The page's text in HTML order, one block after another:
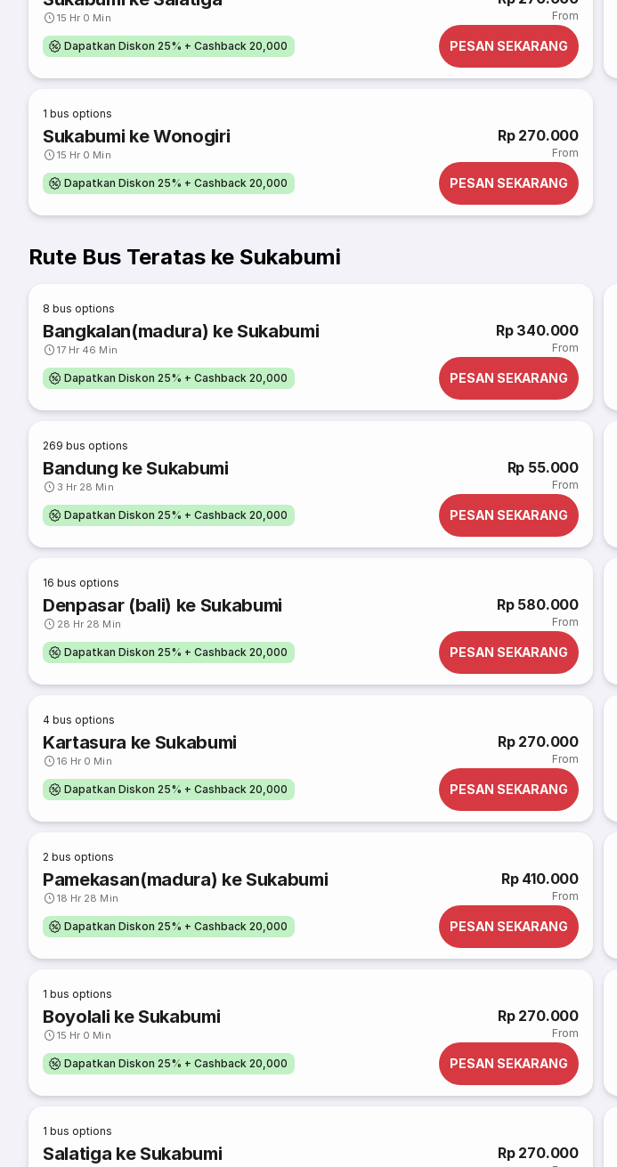
15 Hr 0 Min From
Dapatkan Diskon 25% + Cashback 20,000 PESAN SEKARANG
1 bus options
Sukabumi ke Wonogiri
15 Hr 0 Min
Rp 270.000
From
Dapatkan Diskon 25% + Cashback 20,000 PESAN SEKARANG
Rute Bus Teratas ke Sukabumi
8 bus options
Bangkalan(madura) ke Sukabumi
17 Hr 46 Min
Rp 340.000
From
Dapatkan Diskon 25% + Cashback 20,000 PESAN SEKARANG
269 bus options
Bandung ke Sukabumi
3 Hr 28 Min
Rp 55.000
From
Dapatkan Diskon 25% + Cashback 20,000 PESAN SEKARANG
16 bus options
Denpasar (bali) ke Sukabumi
28 Hr 28 Min
Rp 580.000
From
Dapatkan Diskon 25% + Cashback 20,000 PESAN SEKARANG
4 bus options
Kartasura ke Sukabumi
16 Hr 0 Min
Rp 270.000
From
Dapatkan Diskon 25% + Cashback 20,000 PESAN SEKARANG
2 bus options
Pamekasan(madura) ke Sukabumi
18 Hr 28 Min
Rp 410.000
From
Dapatkan Diskon 25% + Cashback 20,000 PESAN SEKARANG
1 bus options
Boyolali ke Sukabumi
15 Hr 0 Min
Rp 270.000
From
Dapatkan Diskon 25% + Cashback 20,000 PESAN SEKARANG
1 bus options
Salatiga ke Sukabumi Rp 270.000